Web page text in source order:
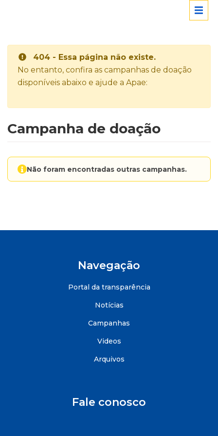
404 - Essa página não existe.
No entanto, confira as campanhas de doação
disponíveis abaixo e ajude a Apae:
Campanha de doação
Não foram encontradas outras campanhas.
Navegação
Portal da transparência
Notícias
Campanhas
Videos
Arquivos
Fale conosco